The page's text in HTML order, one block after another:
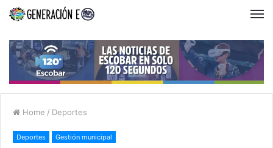
Home / Deportes
Deportes Gestión municipal